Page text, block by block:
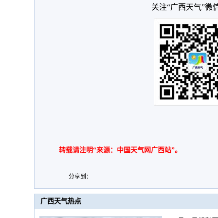
关注“广西天气”微
转载请注明“来源：中国天气网广西站”。
分享到：
广西天气热点